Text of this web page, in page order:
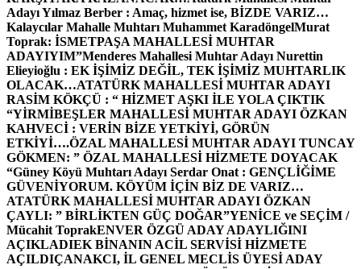
Adayı Yılmaz Berber : Amaç, hizmet ise, BİZDE VARIZ…
Kalaycılar Mahalle Muhtarı Muhammet KaradöngelMurat
Toprak: İSMETPAŞA MAHALLESİ MUHTAR
ADAYIYIM”Menderes Mahallesi Muhtar Adayı Nurettin
Elieyioğlu : EK İŞİMİZ DEĞİL, TEK İŞİMİZ MUHTARLIK
OLACAK…ATATÜRK MAHALLESİ MUHTAR ADAYI
RASİM KÖKÇÜ : “ HİZMET AŞKI İLE YOLA ÇIKTIK
“YİRMİBEŞLER MAHALLESİ MUHTAR ADAYI ÖZKAN
KAHVECİ : VERİN BİZE YETKİYİ, GÖRÜN
ETKİYİ….ÖZAL MAHALLESİ MUHTAR ADAYI TUNCAY
GÖKMEN: ” ÖZAL MAHALLESİ HİZMETE DOYACAK
“Güney Köyü Muhtarı Adayı Serdar Onat : GENÇLİĞİME
GÜVENİYORUM. KÖYÜM İÇİN BİZ DE VARIZ…
ATATÜRK MAHALLESİ MUHTAR ADAYI ÖZKAN
ÇAYLI: ” BİRLİKTEN GÜÇ DOĞAR”YENİCE ve SEÇİM /
Mücahit ToprakENVER ÖZGÜ ADAY ADAYLIĞINI
AÇIKLADIEK BİNANIN ACİL SERVİSİ HİZMETE
AÇILDIÇANAKCI, İL GENEL MECLİS ÜYESİ ADAY